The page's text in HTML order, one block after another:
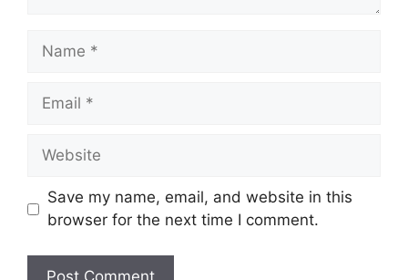
Save my name, email, and website in this
browser for the next time I comment.